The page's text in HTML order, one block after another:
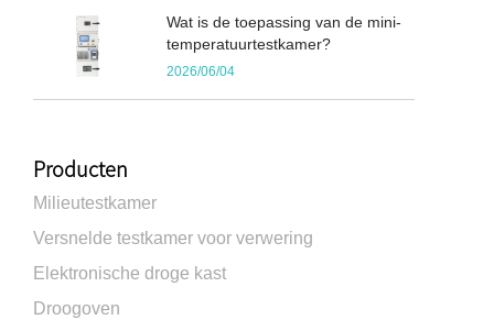
Wat is de toepassing van de mini-
temperatuurtestkamer?
2026/06/04
Producten
Milieutestkamer
Versnelde testkamer voor verwering
Elektronische droge kast
Droogoven